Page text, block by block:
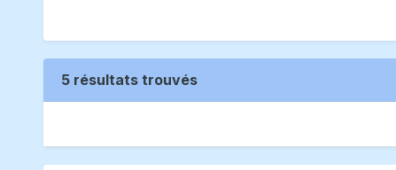
5 résultats trouvés